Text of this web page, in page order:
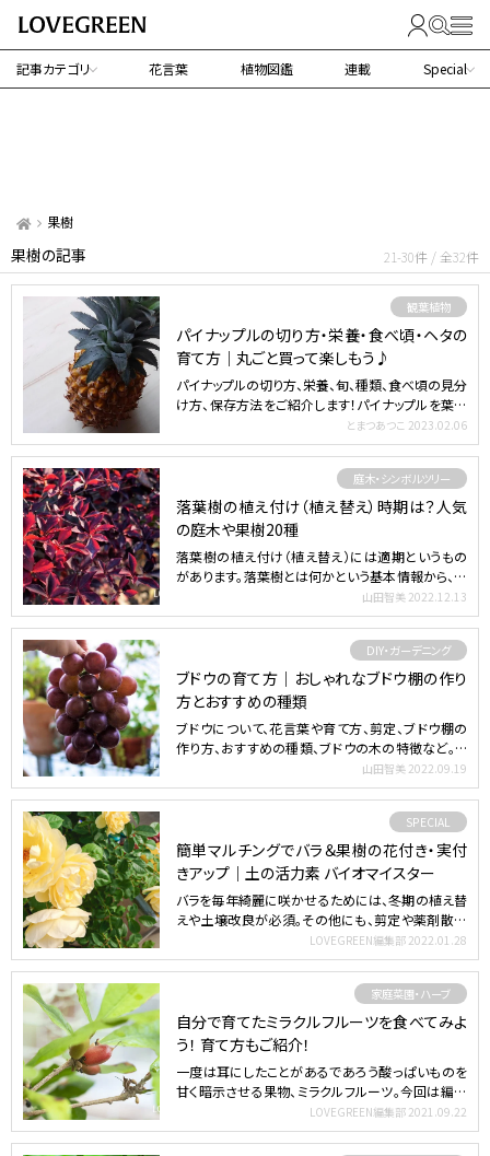
記事カテゴリ 花言葉 植物図鑑 連載 Special
果樹
果樹の記事 21-30件 / 全32件
観葉植物
パイナップルの切り方・栄養・食べ頃・ヘタの
育て方｜丸ごと買って楽しもう♪
パイナップルの切り方、栄養、旬、種類、食べ頃の見分
け方、保存方法をご紹介します！パイナップルを葉付
とまつあつこ 2023.02.06
庭木・シンボルツリー
落葉樹の植え付け（植え替え）時期は？人気
の庭木や果樹20種
落葉樹の植え付け（植え替え）には適期というもの
があります。落葉樹とは何かという基本情報から、植
山田智美 2022.12.13
DIY・ガーデニング
ブドウの育て方｜おしゃれなブドウ棚の作り
方とおすすめの種類
ブドウについて、花言葉や育て方、剪定、ブドウ棚の
作り方、おすすめの種類、ブドウの木の特徴など。ブ
山田智美 2022.09.19
SPECIAL
簡単マルチングでバラ＆果樹の花付き・実付
きアップ｜土の活力素 バイオマイスター
バラを毎年綺麗に咲かせるためには、冬期の植え替
えや土壌改良が必須。その他にも、剪定や薬剤散布
LOVEGREEN編集部 2022.01.28
家庭菜園・ハーブ
自分で育てたミラクルフルーツを食べてみよ
う！ 育て方もご紹介！
一度は耳にしたことがあるであろう酸っぱいものを
甘く暗示させる果物、ミラクルフルーツ。今回は編集
LOVEGREEN編集部 2021.09.22